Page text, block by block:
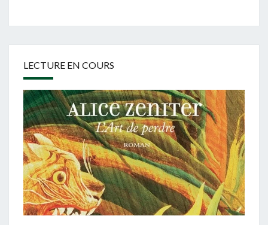
LECTURE EN COURS